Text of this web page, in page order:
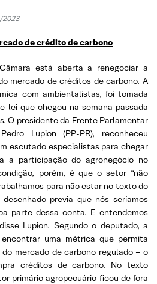
2023
de crédito de carbono
está aberta a renegociar a
mercado de créditos de carbono. A
com ambientalistas, foi tomada
lei que chegou na semana passada
O presidente da Frente Parlamentar
Lupion (PP-PR), reconheceu
escutado especialistas para chegar
a participação do agronegócio no
porém, é que o setor “não
para não estar no texto do
previa que nós seríamos
parte dessa conta. E entendemos
Lupion. Segundo o deputado, a
uma métrica que permita
mercado de carbono regulado – o
créditos de carbono. No texto
primário agropecuário ficou de fora